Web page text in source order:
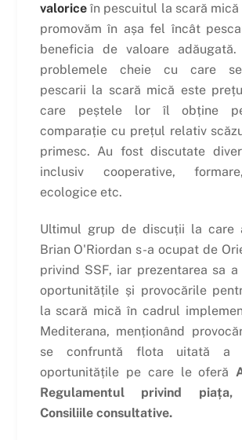
valoriceîn pescuitul la scară mică
promovăm în așa fel încât
beneficia de valoare
problemele cheie cu care
pescarii la scară mică este
care peștele lor îl obține
comparație cu prețul relativ
primesc. Au fost discutate
inclusiv cooperative,
ecologice etc.
Ultimul grup de discuții la care
Brian O'Riordan s-a ocupat de
privind SSF, iar prezentarea sa
oportunitățile și provocările
la scară mică în cadrul
Mediterana, menționând
se confruntă flota uitată a
oportunitățile pe care le oferă
Regulamentul privind
Consiliile consultative.